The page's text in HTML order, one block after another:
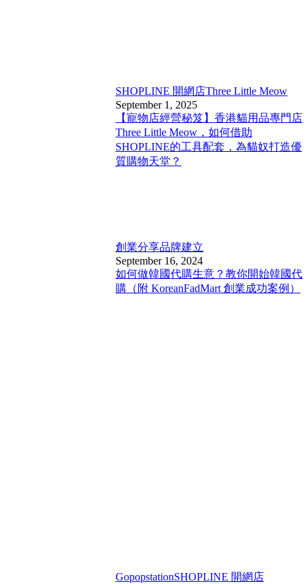
SHOPLINE 開網店Three Little Meow
September 1, 2025
【寵物店經營秘笈】香港貓用品專門店
Three Little Meow，如何借助
SHOPLINE的工具配套，為貓奴打造優
質購物天堂？
創業分享品牌建立
September 16, 2024
如何做韓國代購生意？教你開始韓國代
購（附 KoreanFadMart 創業成功案例）
GopopstationSHOPLINE 開網店